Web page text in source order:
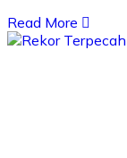
Read More